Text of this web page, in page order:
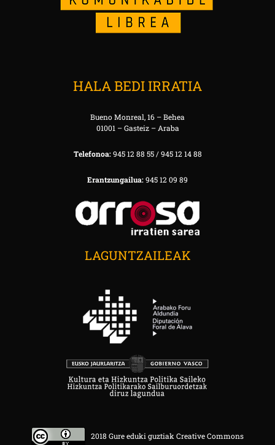
HALA BEDI IRRATIA
Bueno Monreal, 16 – Behea
01001 – Gasteiz – Araba
Telefonoa:945 12 88 55 / 945 12 14 88
Erantzungailua:945 12 09 89
LAGUNTZAILEAK
2018 Gure eduki guztiak Creative Commons